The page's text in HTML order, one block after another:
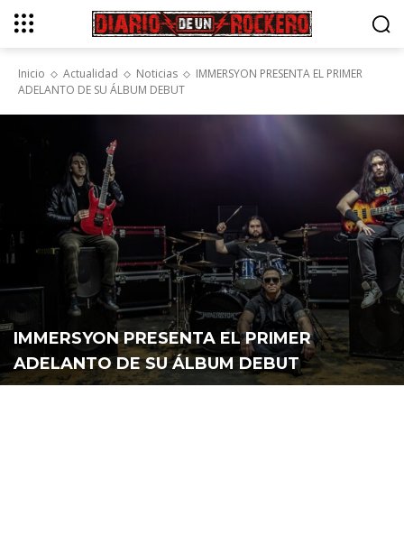
Inicio Actualidad Noticias
IMMERSYON PRESENTA EL PRIMER
ADELANTO DE SU ÁLBUM DEBUT
IMMERSYON PRESENTA EL PRIMER
ADELANTO DE SU ÁLBUM DEBUT